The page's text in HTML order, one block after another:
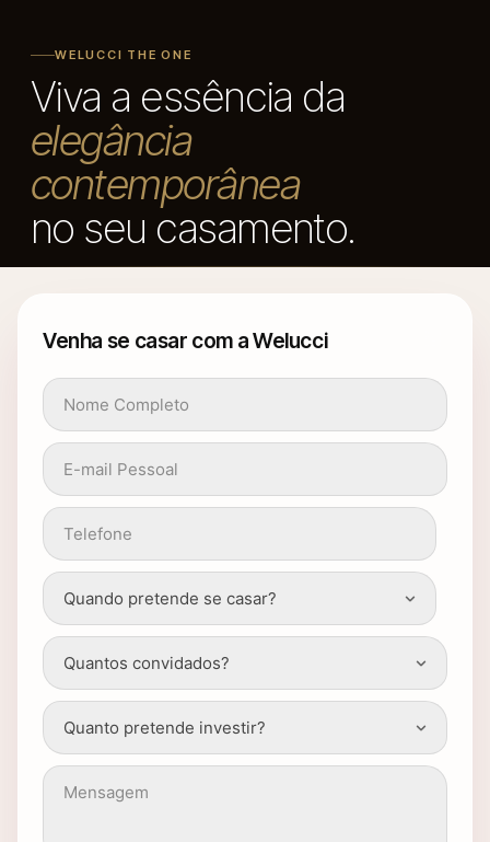
WELUCCI THE ONE
Viva a essência da
elegância
contemporânea
no seu casamento.
Venha se casar com a Welucci